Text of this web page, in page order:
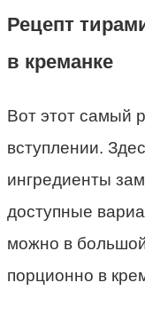
Рецепт
в креманке
Вот этот самый
вступлении.
ингредиенты
доступные
можно в
порционно в